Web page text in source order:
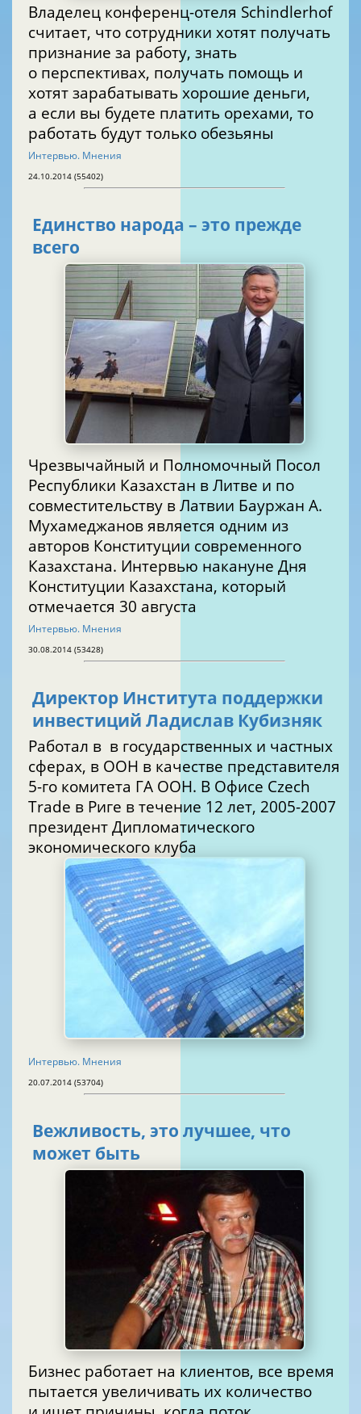
Владелец конференц-отеля Schindlerhof
считает, что сотрудники хотят получать
признание за работу, знать
о перспективах, получать помощь и
хотят зарабатывать хорошие деньги,
а если вы будете платить орехами, то
работать будут только обезьяны
Интервью. Мнения
24.10.2014 (55402)
Единство народа – это прежде
всего
Чрезвычайный и Полномочный Посол
Республики Казахстан в Литве и по
совместительству в Латвии Бауржан А.
Мухамеджанов является одним из
авторов Конституции современного
Казахстана. Интервью накануне Дня
Конституции Казахстана, который
отмечается 30 августа
Интервью. Мнения
30.08.2014 (53428)
Директор Института поддержки
инвестиций Ладислав Кубизняк
Работал в в государственных и частных
сферах, в ООН в качестве представителя
5-го комитета ГА ООН. В Офисе Czech
Trade в Риге в течение 12 лет, 2005-2007
президент Дипломатического
экономического клуба
Интервью. Мнения
20.07.2014 (53704)
Вежливость, это лучшее, что
может быть
Бизнес работает на клиентов, все время
пытается увеличивать их количество